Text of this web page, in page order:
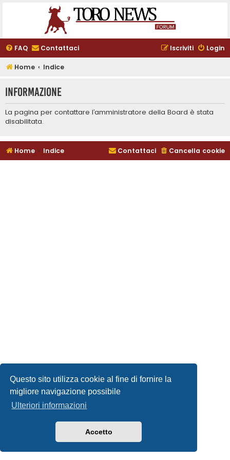
Questo sito utilizza cookie al fine di fornire la
migliore navigazione possibile
Ulteriori informazioni
Accetto
FAQ Contattaci Login
Iscriviti
Home Indice
Informazione
La pagina per contattare l’amministratore della Board è stata
disabilitata.
Home Indice Cancella cookie
Contattaci